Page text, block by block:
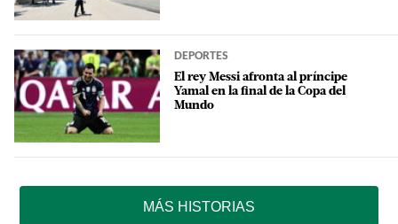
DEPORTES
El rey Messi afronta al príncipe
Yamal en la final de la Copa del
Mundo
MÁS HISTORIAS